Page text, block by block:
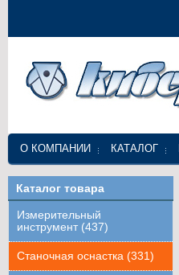
О КОМПАНИИ КАТАЛОГ
Каталог товара
Измерительный
инструмент (437)
Станочная оснастка (331)